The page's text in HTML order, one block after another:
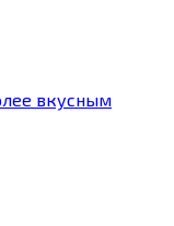
вкусным